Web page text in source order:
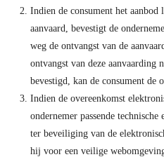
Indien de consument het aanbod
aanvaard, bevestigt de
weg de ontvangst van de
ontvangst van deze aanvaarding
bevestigd, kan de consument de
Indien de overeenkomst
ondernemer passende
ter beveiliging van de
hij voor een veilige